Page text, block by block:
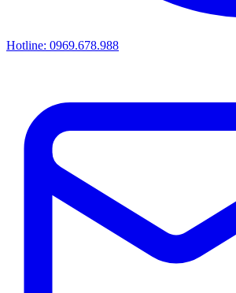
Hotline: 0969.678.988